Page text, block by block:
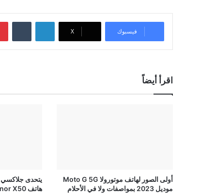
فيسبوك ‫X
لينكدإن
اقرأ أيضاً
أولى الصور لهاتف موتورولا Moto G 5G
موديل 2023 بمواصفات ولا في الأحلام
يتحدى